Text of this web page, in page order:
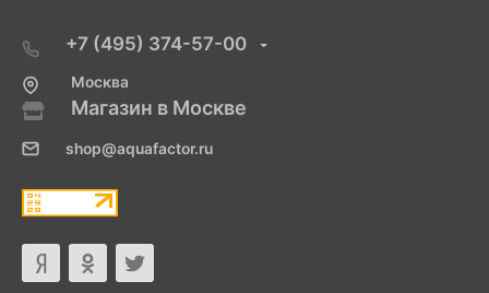
+7 (495) 374-57-00
Москва
Магазин в Москве
shop@aquafactor.ru